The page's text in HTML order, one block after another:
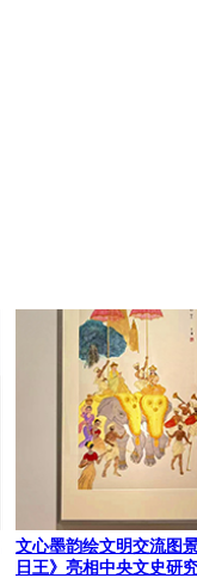
文心墨韵绘文明交流图
日王》亮相中央文史研